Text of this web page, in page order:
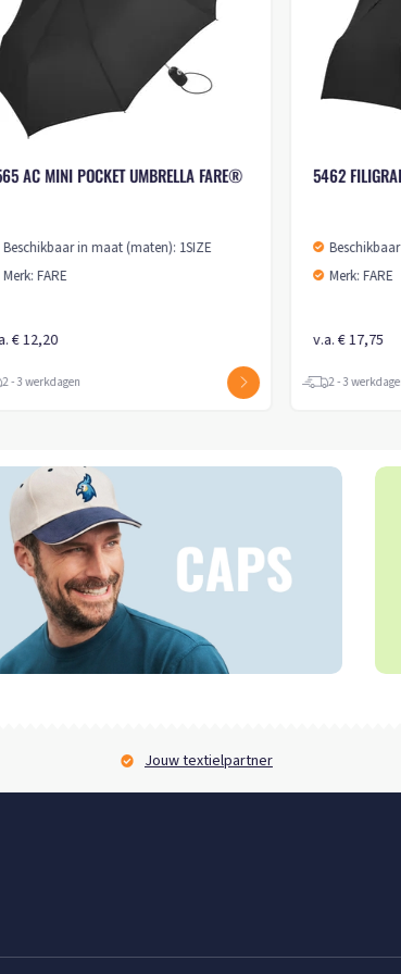
6949 REGULAR UMBRELLA FARE® 4KIDS
Beschikbaar in maat (maten): 1SIZE
Jouw textielpartner